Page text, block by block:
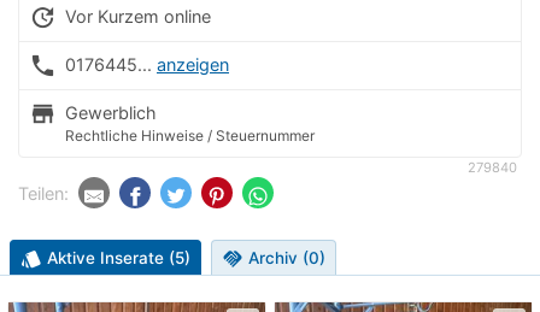
update Vor Kurzem online
phone 0176445... anzeigen
store Gewerblich
Rechtliche Hinweise / Steuernummer
279840
Teilen:
style Aktive Inserate (5) handshake Archiv (0)